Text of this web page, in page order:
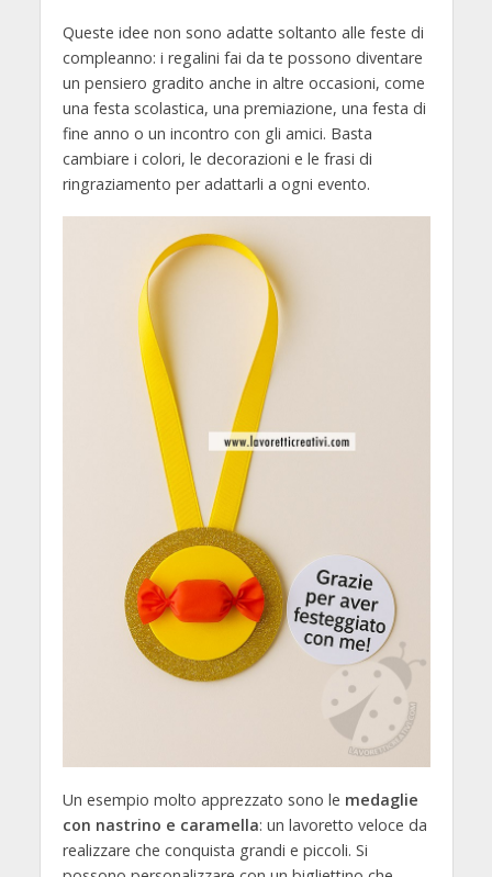
Queste idee non sono adatte soltanto alle feste di
compleanno: i regalini fai da te possono diventare
un pensiero gradito anche in altre occasioni, come
una festa scolastica, una premiazione, una festa di
fine anno o un incontro con gli amici. Basta
cambiare i colori, le decorazioni e le frasi di
ringraziamento per adattarli a ogni evento.
Un esempio molto apprezzato sono le medaglie
con nastrino e caramella: un lavoretto veloce da
realizzare che conquista grandi e piccoli. Si